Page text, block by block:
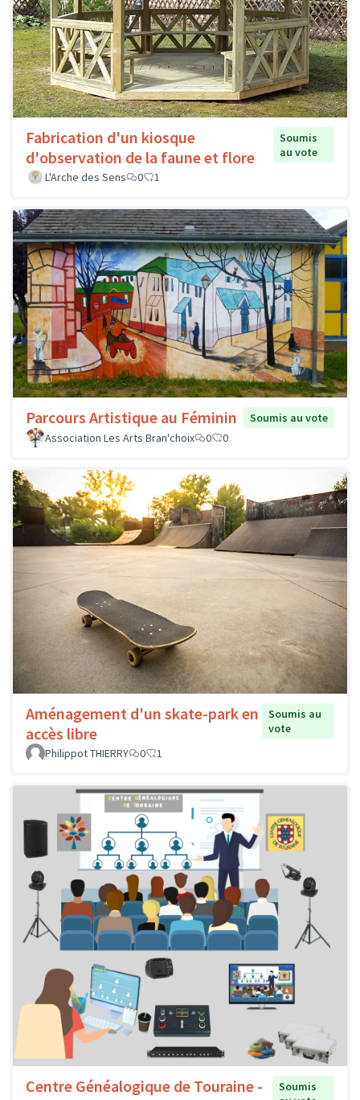
Fabrication d'un kiosque
d'observation de la faune et flore
Soumis
au vote
L'Arche des Sens
0 1
Parcours Artistique au Féminin
Soumis au vote
Association Les Arts Bran'choix
0 0
Aménagement d'un skate-park en
accès libre
Soumis au
vote
Philippot THIERRY
0 1
Centre Généalogique de Touraine -
Soumis